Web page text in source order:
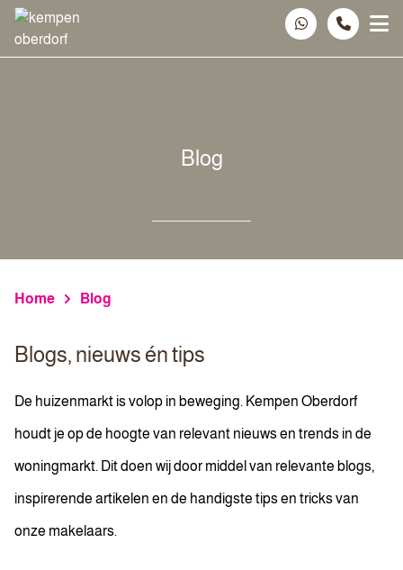
Spring naar inhoud
Blog
Home Blog
Blogs, nieuws én tips
De huizenmarkt is volop in beweging. Kempen Oberdorf
houdt je op de hoogte van relevant nieuws en trends in de
woningmarkt. Dit doen wij door middel van relevante blogs,
inspirerende artikelen en de handigste tips en tricks van
onze makelaars.